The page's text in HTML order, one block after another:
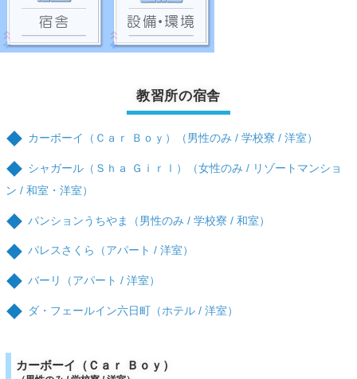
教習所の宿舎
カーボーイ（Ｃａｒ Ｂｏｙ）（男性のみ / 学校寮 / 洋室）
シャガール（Ｓｈａ Ｇｉｒｌ）（女性のみ / リゾートマンショ
ン / 和室・洋室）
パンションうちやま（男性のみ / 学校寮 / 和室）
パレスさくら（アパート / 洋室）
バーリ（アパート / 洋室）
ダ・フェールイン六日町（ホテル / 洋室）
カーボーイ（Ｃａｒ Ｂｏｙ）